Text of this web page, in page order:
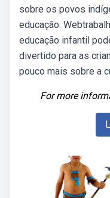
sobre os povos
educação.
educação infantil
divertido para as
pouco mais sobre a
For more